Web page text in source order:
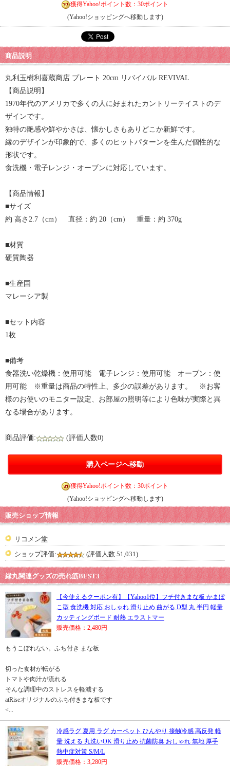
獲得Yahoo!ポイント数：30ポイント
(Yahoo!ショッピングへ移動します)
商品説明
丸利玉樹利喜蔵商店 プレート 20cm リバイバル REVIVAL
【商品説明】
1970年代のアメリカで多くの人に好まれたカントリーテイストのデ
ザインです。
独特の艶感や鮮やかさは、懐かしさもありどこか新鮮です。
縁のデザインが印象的で、多くのヒットパターンを生んだ個性的な
形状です。
食洗機・電子レンジ・オーブンに対応しています。
【商品情報】
■サイズ
約 高さ2.7（cm） 直径：約 20（cm） 重量：約 370g
■材質
硬質陶器
■生産国
マレーシア製
■セット内容
1枚
■備考
食器洗い乾燥機：使用可能 電子レンジ：使用可能 オーブン：使
用可能 ※重量は商品の特性上、多少の誤差があります。 ※お客
様のお使いのモニター設定、お部屋の照明等により色味が実際と異
なる場合があります。
商品評価: (評価人数0)
購入ページへ移動
獲得Yahoo!ポイント数：30ポイント
(Yahoo!ショッピングへ移動します)
販売ショップ情報
リコメン堂
ショップ評価:
(評価人数 51,031)
縁丸関連グッズの売れ筋BEST3
【今使えるクーポン有】【Yahoo1位】フチ付きまな板 かまぼ
こ型 食洗機 対応 おしゃれ 滑り止め 曲がる D型 丸 半円 軽量
カッティングボード 耐熱 エラストマー
販売価格：2,480円
もうこぼれない。ふち付き まな板
切った食材が転がる
トマトや肉汁が流れる
そんな調理中のストレスを軽減する
atRiseオリジナルのふち付きまな板です
<...
冷感ラグ 夏用 ラグ カーペット ひんやり 接触冷感 高反発 軽
量 洗える 丸洗いOK 滑り止め 抗菌防臭 おしゃれ 無地 厚手
熱中症対策 S/M/L
販売価格：3,280円